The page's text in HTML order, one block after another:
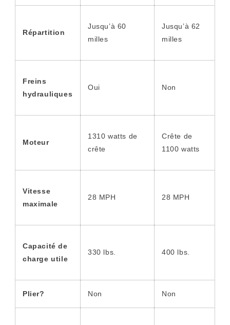
Répartition
Jusqu’à 60
milles
Jusqu’à 62
milles
Freins
hydrauliques
Oui Non
Moteur
1310 watts de
crête
Crête de
1100 watts
Vitesse
maximale
28 MPH 28 MPH
Capacité de
charge utile
330 lbs. 400 lbs.
Plier? Non Non